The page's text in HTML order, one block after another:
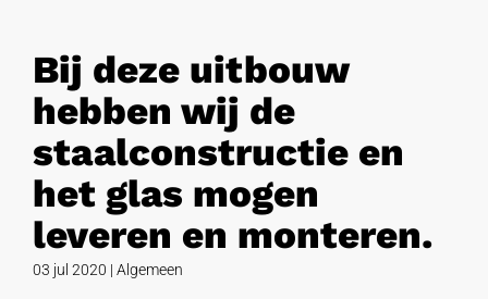
Bij deze uitbouw
hebben wij de
staalconstructie en
het glas mogen
leveren en monteren.
03 jul 2020 | Algemeen